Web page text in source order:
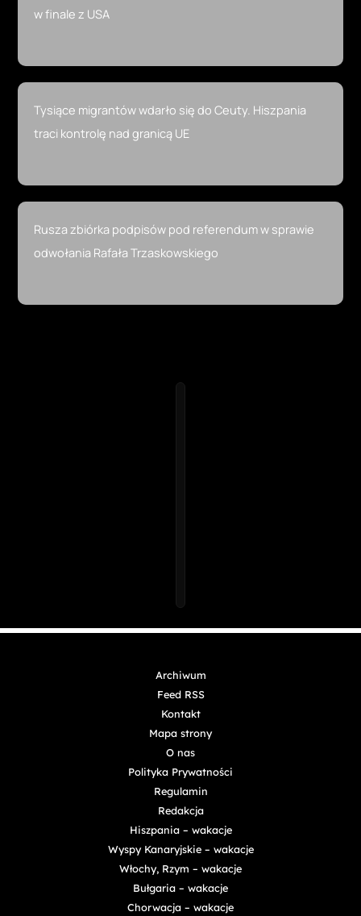
w finale z USA
Tysiące migrantów wdarło się do Ceuty. Hiszpania
traci kontrolę nad granicą UE
Rusza zbiórka podpisów pod referendum w sprawie
odwołania Rafała Trzaskowskiego
Archiwum
Feed RSS
Kontakt
Mapa strony
O nas
Polityka Prywatności
Regulamin
Redakcja
Hiszpania – wakacje
Wyspy Kanaryjskie – wakacje
Włochy, Rzym – wakacje
Bułgaria – wakacje
Chorwacja – wakacje